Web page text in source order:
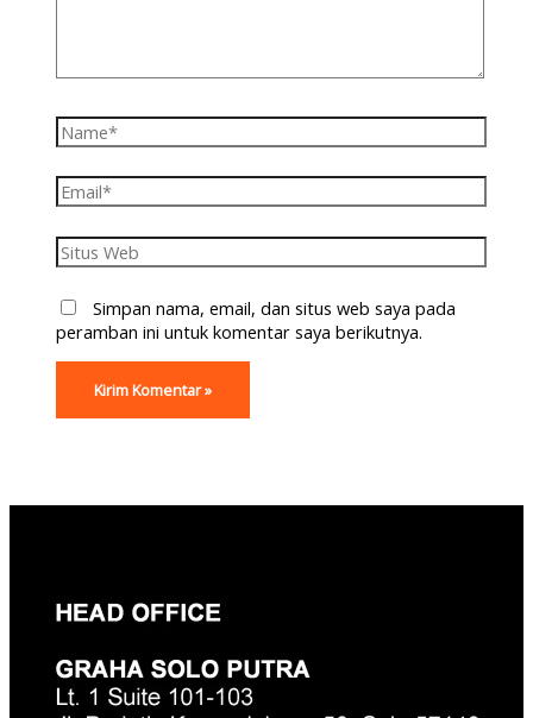
Simpan nama, email, dan situs web saya pada
peramban ini untuk komentar saya berikutnya.